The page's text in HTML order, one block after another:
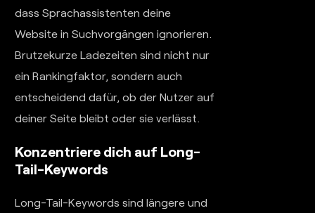
dass Sprachassistenten deine
Website in Suchvorgängen ignorieren.
Brutzekurze Ladezeiten sind nicht nur
ein Rankingfaktor, sondern auch
entscheidend dafür, ob der Nutzer auf
deiner Seite bleibt oder sie verlässt.
Konzentriere dich auf Long-
Tail-Keywords
Long-Tail-Keywords sind längere und